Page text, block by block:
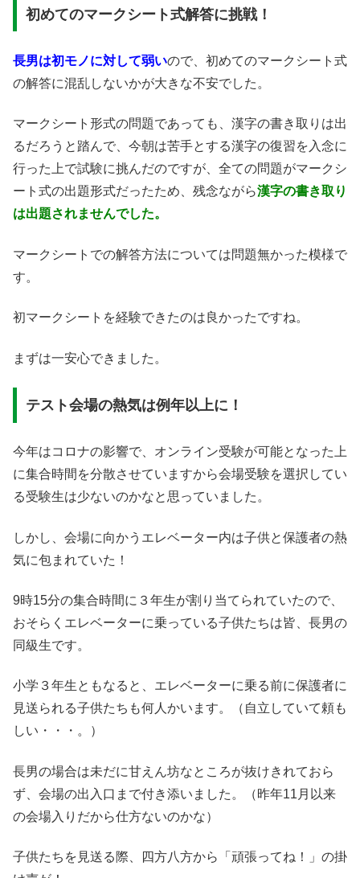
初めてのマークシート式解答に挑戦！
長男は初モノに対して弱いので、初めてのマークシート式
の解答に混乱しないかが大きな不安でした。
マークシート形式の問題であっても、漢字の書き取りは出
るだろうと踏んで、今朝は苦手とする漢字の復習を入念に
行った上で試験に挑んだのですが、全ての問題がマークシ
ート式の出題形式だったため、残念ながら漢字の書き取り
は出題されませんでした。
マークシートでの解答方法については問題無かった模様で
す。
初マークシートを経験できたのは良かったですね。
まずは一安心できました。
テスト会場の熱気は例年以上に！
今年はコロナの影響で、オンライン受験が可能となった上
に集合時間を分散させていますから会場受験を選択してい
る受験生は少ないのかなと思っていました。
しかし、会場に向かうエレベーター内は子供と保護者の熱
気に包まれていた！
9時15分の集合時間に３年生が割り当てられていたので、
おそらくエレベーターに乗っている子供たちは皆、長男の
同級生です。
小学３年生ともなると、エレベーターに乗る前に保護者に
見送られる子供たちも何人かいます。（自立していて頼も
しい・・・。）
長男の場合は未だに甘えん坊なところが抜けきれておら
ず、会場の出入口まで付き添いました。（昨年11月以来
の会場入りだから仕方ないのかな）
子供たちを見送る際、四方八方から「頑張ってね！」の掛